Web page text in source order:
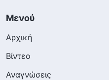
Μενού
Αρχική
Βίντεο
Αναγνώσεις